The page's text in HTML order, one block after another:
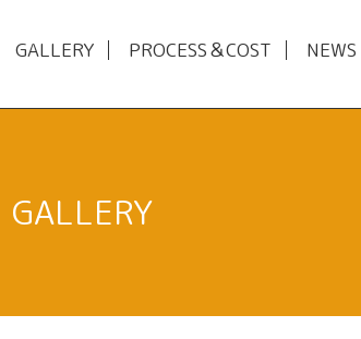
GALLERY PROCESS＆COST NEWS
GALLERY